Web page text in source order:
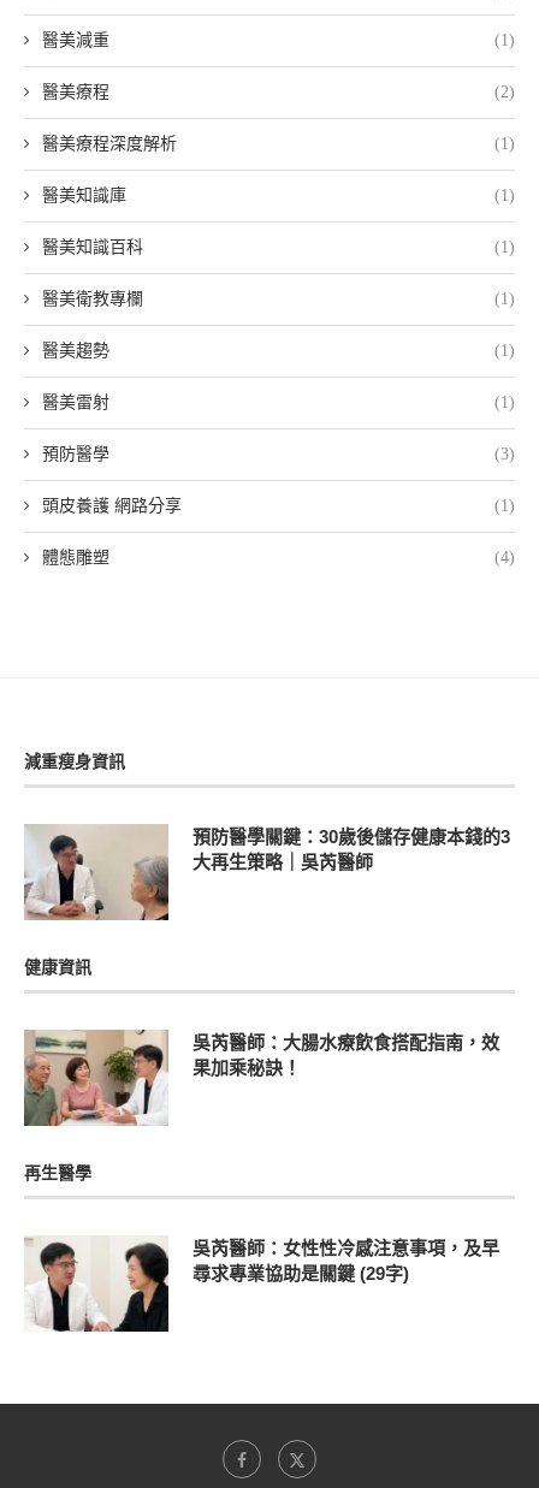
醫美減重 (1)
醫美療程 (2)
醫美療程深度解析 (1)
醫美知識庫 (1)
醫美知識百科 (1)
醫美衛教專欄 (1)
醫美趨勢 (1)
醫美雷射 (1)
預防醫學 (3)
頭皮養護 網路分享 (1)
體態雕塑 (4)
減重瘦身資訊
預防醫學關鍵：30歲後儲存健康本錢的3
大再生策略｜吳芮醫師
健康資訊
吳芮醫師：大腸水療飲食搭配指南，效
果加乘秘訣！
再生醫學
吳芮醫師：女性性冷感注意事項，及早
尋求專業協助是關鍵 (29字)